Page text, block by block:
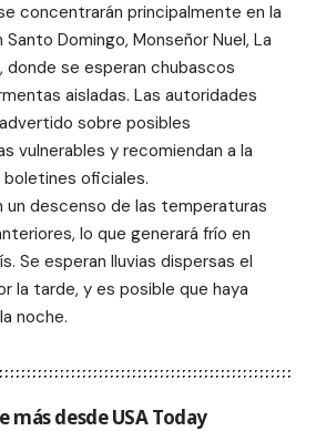
concentrarán principalmente en la
Santo Domingo, Monseñor Nuel, La
donde se esperan chubascos
aisladas. Las autoridades
sobre posibles
vulnerables y recomiendan a la
boletines oficiales.
un descenso de las temperaturas
lo que generará frío en
Se esperan lluvias dispersas el
la tarde, y es posible que haya
noche.
más desde USA Today